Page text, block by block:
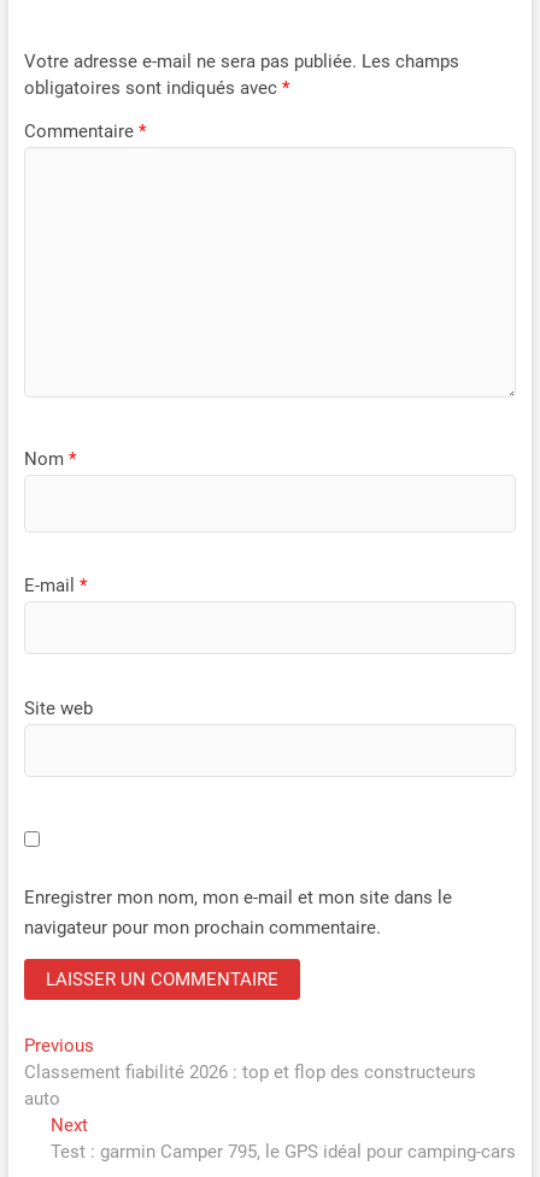
Votre adresse e-mail ne sera pas publiée. Les champs
obligatoires sont indiqués avec *
Commentaire *
Nom *
E-mail *
Site web
Enregistrer mon nom, mon e-mail et mon site dans le
navigateur pour mon prochain commentaire.
Navigation
de
l’article
PreviousPrevious
post:
Classement fiabilité 2026 : top et flop des constructeurs
auto
NextNext
post:
Test : garmin Camper 795, le GPS idéal pour camping-cars